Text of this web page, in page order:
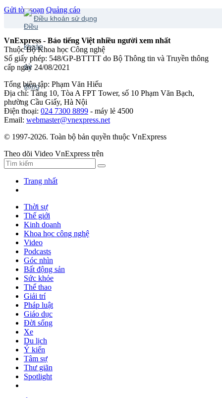
Gửi tòa soạn Quảng cáo
Điều khoản sử dụng
VnExpress - Báo tiếng Việt nhiều người xem nhất
Thuộc Bộ Khoa học Công nghệ
Số giấy phép: 548/GP-BTTTT do Bộ Thông tin và Truyền thông
cấp ngày 24/08/2021
Tổng biên tập: Phạm Văn Hiếu
Địa chỉ: Tầng 10, Tòa A FPT Tower, số 10 Phạm Văn Bạch,
phường Cầu Giấy, Hà Nội
Điện thoại: 024 7300 8899 - máy lẻ 4500
Email: webmaster@vnexpress.net
© 1997-2026. Toàn bộ bản quyền thuộc VnExpress
Theo dõi Video VnExpress trên
Trang nhất
Thời sự
Thế giới
Kinh doanh
Khoa học công nghệ
Video
Podcasts
Góc nhìn
Bất động sản
Sức khỏe
Thể thao
Giải trí
Pháp luật
Giáo dục
Đời sống
Xe
Du lịch
Ý kiến
Tâm sự
Thư giãn
Spotlight